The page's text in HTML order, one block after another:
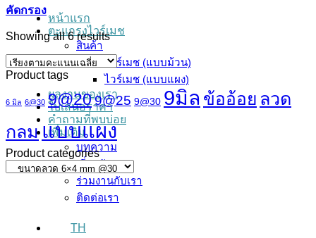
หน้าแรก
ตะแกรงไวร์เมช
สินค้า
ไวร์เมช (แบบม้วน)
ไวร์เมช (แบบแผง)
ผลงานของเรา
ใบเสนอราคา
คำถามที่พบบ่อย
เพิ่มเติม
บทความ
เกี่ยวกับเรา
ร่วมงานกับเรา
ติดต่อเรา
TH
คัดกรอง
Showing all 6 resultsSorted
average
rating
Product tags
6 มิล 6@30 9@209@25 9@30 9มิล ข้ออ้อย ลวด
กลม แบบแผง
Product categories